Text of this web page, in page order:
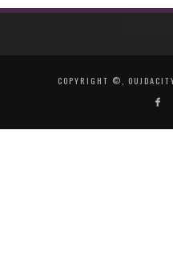
COPYRIGHT ©,